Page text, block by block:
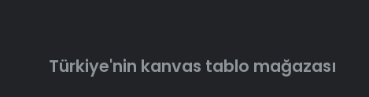
Türkiye'nin kanvas tablo mağazası